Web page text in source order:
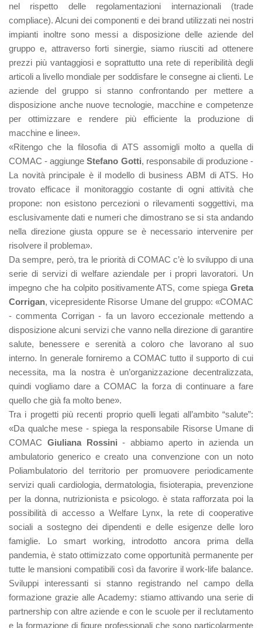
nel rispetto delle regolamentazioni internazionali (trade
compliace). Alcuni dei componenti e dei brand utilizzati nei nostri
impianti inoltre sono messi a disposizione delle aziende del
gruppo e, attraverso forti sinergie, siamo riusciti ad ottenere
prezzi più vantaggiosi e soprattutto una rete di reperibilità degli
articoli a livello mondiale per soddisfare le consegne ai clienti. Le
aziende del gruppo si stanno confrontando per mettere a
disposizione anche nuove tecnologie, macchine e competenze
per ottimizzare e rendere più efficiente la produzione di
macchine e linee».
«Ritengo che la filosofia di ATS assomigli molto a quella di
COMAC - aggiungeStefano Gotti, responsabile di produzione -
La novità principale è il modello di business ABM di ATS. Ho
trovato efficace il monitoraggio costante di ogni attività che
propone: non esistono percezioni o rilevamenti soggettivi, ma
esclusivamente dati e numeri che dimostrano se si sta andando
nella direzione giusta oppure se è necessario intervenire per
risolvere il problema».
Da sempre, però, tra le priorità di COMAC c’è lo sviluppo di una
serie di servizi di welfare aziendale per i propri lavoratori. Un
impegno che ha colpito positivamente ATS, come spiega Greta
Corrigan, vicepresidente Risorse Umane del gruppo: «COMAC
- commenta Corrigan - fa un lavoro eccezionale mettendo a
disposizione alcuni servizi che vanno nella direzione di garantire
salute, benessere e serenità a coloro che lavorano al suo
interno. In generale forniremo a COMAC tutto il supporto di cui
necessita, ma la nostra è un’organizzazione decentralizzata,
quindi vogliamo dare a COMAC la forza di continuare a fare
quello che già fa molto bene».
Tra i progetti più recenti proprio quelli legati all’ambito “salute”:
«Da qualche mese - spiega la responsabile Risorse Umane di
COMAC Giuliana Rossini - abbiamo aperto in azienda un
ambulatorio generico e creato una convenzione con un noto
Poliambulatorio del territorio per promuovere periodicamente
servizi quali cardiologia, dermatologia, fisioterapia, prevenzione
per la donna, nutrizionista e psicologo. è stata rafforzata poi la
possibilità di accesso a Welfare Lynx, la rete di cooperative
sociali a sostegno dei dipendenti e delle esigenze delle loro
famiglie. Lo smart working, introdotto ancora prima della
pandemia, è stato ottimizzato come opportunità permanente per
tutte le mansioni compatibili così da favorire il work-life balance.
Sviluppi interessanti si stanno registrando nel campo della
formazione grazie alle Academy: stiamo attivando una serie di
partnership con altre aziende e con le scuole per il reclutamento
e la formazione di figure professionali che sono particolarmente